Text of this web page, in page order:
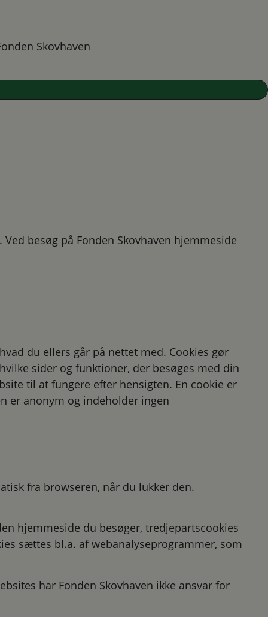
Skovhaven
besøg på Fonden Skovhaven hjemmeside
du ellers går på nettet med. Cookies gør
sider og funktioner, der besøges med din
til at fungere efter hensigten. En cookie er
er anonym og indeholder ingen
fra browseren, når du lukker den.
hjemmeside du besøger, tredjepartscookies
sættes bl.a. af webanalyseprogrammer, som
har Fonden Skovhaven ikke ansvar for